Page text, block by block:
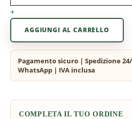
+
AGGIUNGI AL CARRELLO
COMPLETA IL TUO ORDINE